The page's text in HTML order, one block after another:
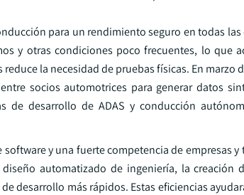
para un rendimiento seguro en todas las
y otras condiciones poco frecuentes, lo que
la necesidad de pruebas físicas. En marzo
socios automotrices para generar datos
de desarrollo de ADAS y conducción
y una fuerte competencia de empresas y
automatizado de ingeniería, la creación
desarrollo más rápidos. Estas eficiencias